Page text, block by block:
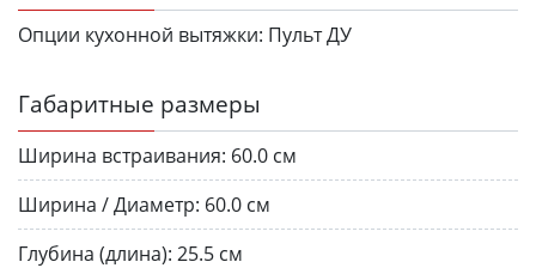
Опции кухонной вытяжки: Пульт ДУ
Габаритные размеры
Ширина встраивания: 60.0 см
Ширина / Диаметр: 60.0 см
Глубина (длина): 25.5 см